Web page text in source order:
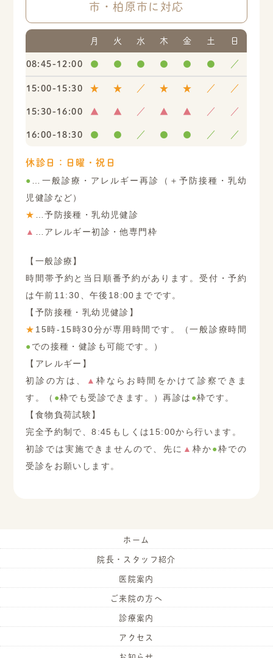
市・柏原市に対応
月 火 水 木 金 土 日
08:45-12:00 ● ● ● ● ● ● ／
15:00-15:30 ★ ★ ／ ★ ★ ／ ／
15:30-16:00 ▲ ▲ ／ ▲ ▲ ／ ／
16:00-18:30 ● ● ／ ● ● ／ ／
休診日：日曜・祝日
●
…一般診療・アレルギー再診（＋予防接種・乳幼
児健診など）
★
…予防接種・乳幼児健診
▲
…アレルギー初診・他専門枠
【一般診療】
時間帯予約と当日順番予約があります。受付・予約
は午前11:30、午後18:00までです。
【予防接種・乳幼児健診】
★ 15時-15時30分が専用時間です。（一般診療時間
●での接種・健診も可能です。）
【アレルギー】
初診の方は、
▲枠ならお時間をかけて診察できま
す。（ ●枠でも受診できます。）再診は ●枠です。
【食物負荷試験】
完全予約制で、8:45もしくは15:00から行います。
初診では実施できませんので、先に ▲ 枠か●枠での
受診をお願いします。
ホーム
院長・スタッフ紹介
医院案内
ご来院の方へ
診療案内
アクセス